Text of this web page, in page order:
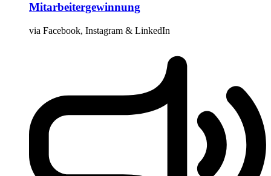
Mitarbeiter­gewinnung
via Facebook, Instagram & LinkedIn